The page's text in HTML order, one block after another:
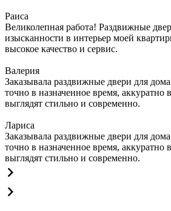
Раиса
Великолепная работа! Раздвижные
изысканности в интерьер моей
высокое качество и сервис.
Валерия
Заказывала раздвижные двери для
точно в назначенное время, аккуратно
выглядят стильно и современно.
Лариса
Заказывала раздвижные двери для
точно в назначенное время, аккуратно
выглядят стильно и современно.